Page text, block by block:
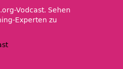
Vodcast. Sehen
Experten zu